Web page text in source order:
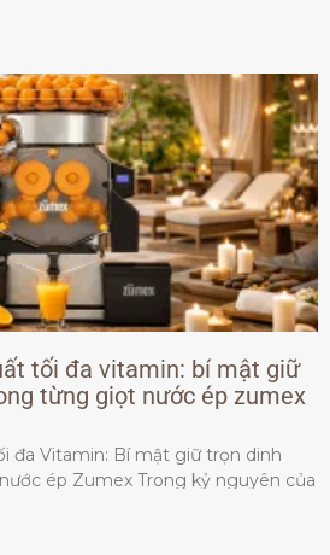
tối đa vitamin: bí mật giữ
từng giọt nước ép zumex
đa Vitamin: Bí mật giữ trọn dinh
ép Zumex Trong kỷ nguyên của